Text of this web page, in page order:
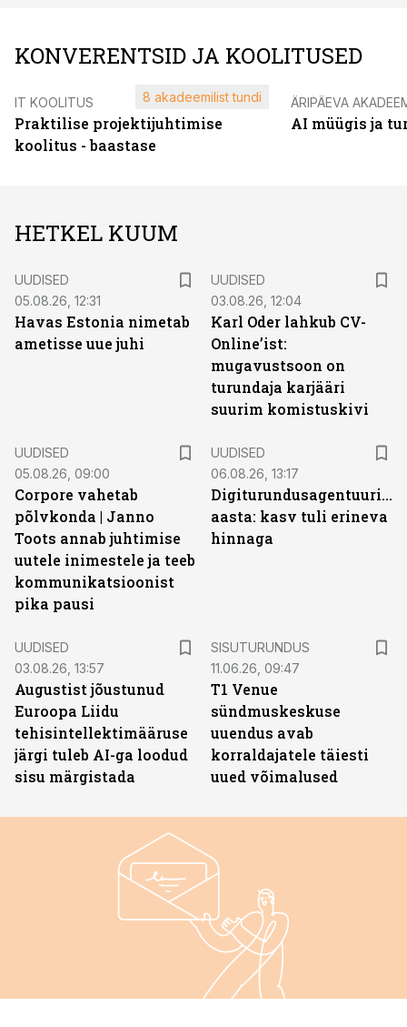
KONVERENTSID JA KOOLITUSED
IT KOOLITUS
Praktilise projektijuhtimise
koolitus - baastase
8 akadeemilist tundi ÄRIPÄEVA
AI müügis ja
HETKEL KUUM
UUDISED
05.08.26, 12:31
Havas Estonia nimetab
ametisse uue juhi
UUDISED
03.08.26, 12:04
Karl Oder lahkub CV-
Online’ist:
mugavustsoon on
turundaja karjääri
suurim komistuskivi
UUDISED
05.08.26, 09:00
Corpore vahetab
põlvkonda | Janno
Toots annab juhtimise
uutele inimestele ja teeb
kommunikatsioonist
pika pausi
UUDISED
06.08.26, 13:17
Digiturundusagentuuride
aasta: kasv tuli erineva
hinnaga
UUDISED
03.08.26, 13:57
Augustist jõustunud
Euroopa Liidu
tehisintellektimääruse
järgi tuleb AI-ga loodud
sisu märgistada
SISUTURUNDUS
11.06.26, 09:47
T1 Venue
sündmuskeskuse
uuendus avab
korraldajatele täiesti
uued võimalused